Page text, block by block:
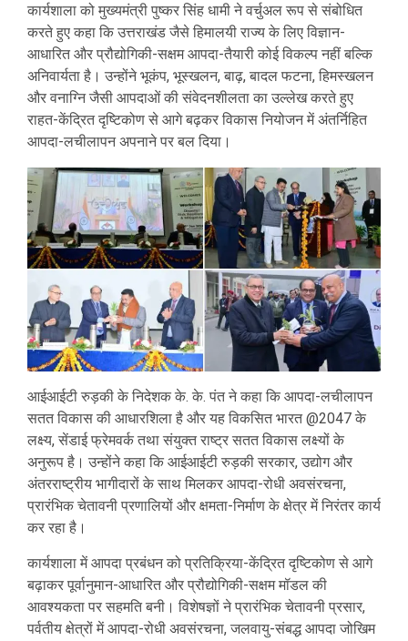
कार्यशाला को मुख्यमंत्री पुष्कर सिंह धामी ने वर्चुअल रूप से संबोधित
करते हुए कहा कि उत्तराखंड जैसे हिमालयी राज्य के लिए विज्ञान-
आधारित और प्रौद्योगिकी-सक्षम आपदा-तैयारी कोई विकल्प नहीं बल्कि
अनिवार्यता है। उन्होंने भूकंप, भूस्खलन, बाढ़, बादल फटना, हिमस्खलन
और वनाग्नि जैसी आपदाओं की संवेदनशीलता का उल्लेख करते हुए
राहत-केंद्रित दृष्टिकोण से आगे बढ़कर विकास नियोजन में अंतर्निहित
आपदा-लचीलापन अपनाने पर बल दिया।
आईआईटी रुड़की के निदेशक के. के. पंत ने कहा कि आपदा-लचीलापन
सतत विकास की आधारशिला है और यह विकसित भारत @2047 के
लक्ष्य, सेंडाई फ्रेमवर्क तथा संयुक्त राष्ट्र सतत विकास लक्ष्यों के
अनुरूप है। उन्होंने कहा कि आईआईटी रुड़की सरकार, उद्योग और
अंतरराष्ट्रीय भागीदारों के साथ मिलकर आपदा-रोधी अवसंरचना,
प्रारंभिक चेतावनी प्रणालियों और क्षमता-निर्माण के क्षेत्र में निरंतर कार्य
कर रहा है।
कार्यशाला में आपदा प्रबंधन को प्रतिक्रिया-केंद्रित दृष्टिकोण से आगे
बढ़ाकर पूर्वानुमान-आधारित और प्रौद्योगिकी-सक्षम मॉडल की
आवश्यकता पर सहमति बनी। विशेषज्ञों ने प्रारंभिक चेतावनी प्रसार,
पर्वतीय क्षेत्रों में आपदा-रोधी अवसंरचना, जलवायु-संबद्ध आपदा जोखिम